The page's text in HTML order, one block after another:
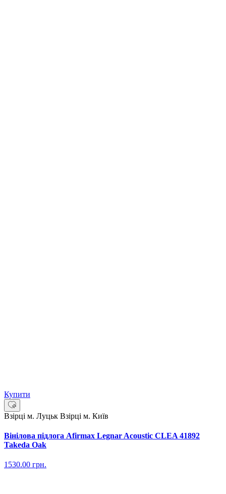
Купити
Взірці м. Луцьк Взірці м. Київ
Вінілова підлога Afirmax Legnar Acoustic CLEA 41892
Takeda Oak
1530.00 грн.